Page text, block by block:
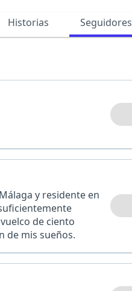
Historias Seguidores
y residente en
de ciento
de mis sueños.